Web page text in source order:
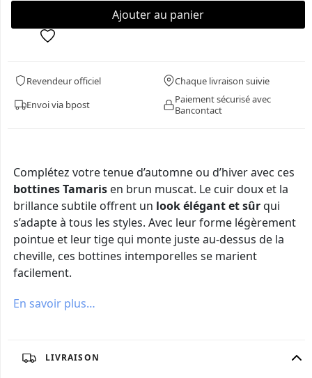
Revendeur officiel
Chaque livraison suivie
Envoi via bpost
Paiement sécurisé avec
Bancontact
Complétez votre tenue d’automne ou d’hiver avec ces
bottines Tamaris en brun muscat. Le cuir doux et la
brillance subtile offrent un look élégant et sûrqui
s’adapte à tous les styles. Avec leur forme légèrement
pointue et leur tige qui monte juste au-dessus de la
cheville, ces bottines intemporelles se marient
facilement.
En savoir plus…
LIVRAISON